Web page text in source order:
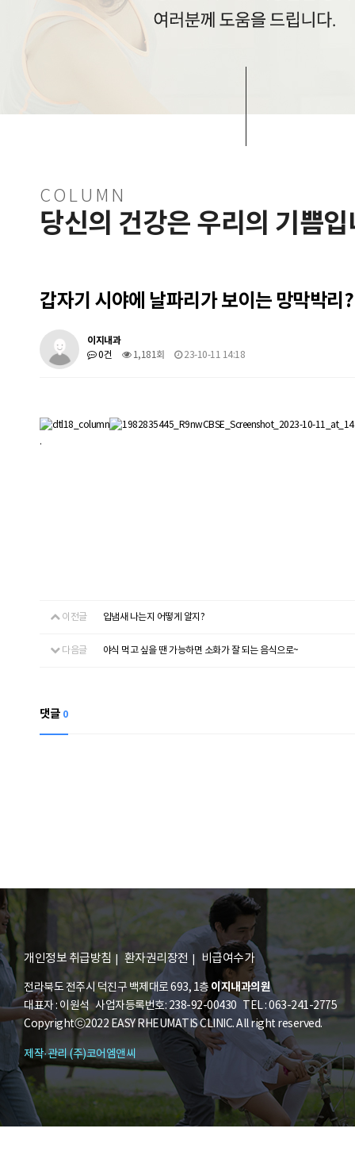
COLUMN
당신의 건강은 우리의 기쁨
갑자기 시야에 날파리가 보이는 망막박리?
이지내과
0건 1,181회 23-10-11 14:18
.
이전글 입냄새 나는지 어떻게 알지?
다음글 야식 먹고 싶을 땐 가능하면 소화가 잘 되는 음식으로~
댓글 0
개인정보 취급방침 환자권리장전 비급여수가
전라북도 전주시 덕진구 백제대로 693, 1층 이지내과의원
대표자 : 이원석 사업자등록번호: 238-92-00430 TEL : 063-241-2775
Copyrightⓒ2022 EASY RHEUMATIS CLINIC. All right reserved.
제작·관리 (주)코어엠앤씨